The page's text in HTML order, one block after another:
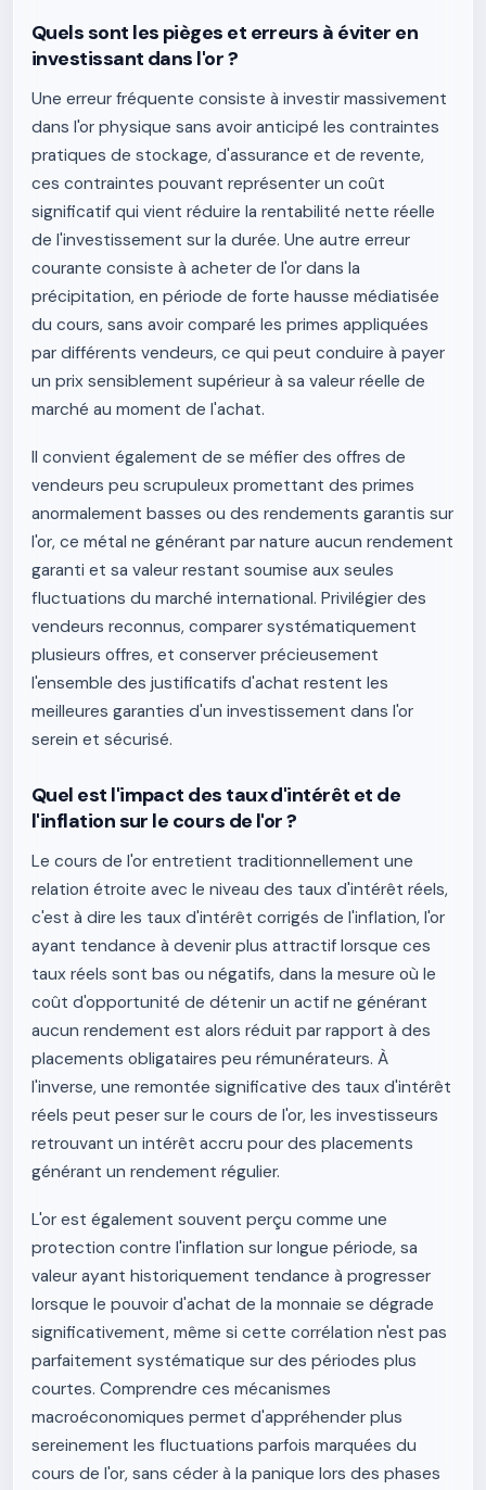
Quels sont les pièges et erreurs à éviter en
investissant dans l'or ?
Une erreur fréquente consiste à investir massivement
dans l'or physique sans avoir anticipé les contraintes
pratiques de stockage, d'assurance et de revente,
ces contraintes pouvant représenter un coût
significatif qui vient réduire la rentabilité nette réelle
de l'investissement sur la durée. Une autre erreur
courante consiste à acheter de l'or dans la
précipitation, en période de forte hausse médiatisée
du cours, sans avoir comparé les primes appliquées
par différents vendeurs, ce qui peut conduire à payer
un prix sensiblement supérieur à sa valeur réelle de
marché au moment de l'achat.
Il convient également de se méfier des offres de
vendeurs peu scrupuleux promettant des primes
anormalement basses ou des rendements garantis sur
l'or, ce métal ne générant par nature aucun rendement
garanti et sa valeur restant soumise aux seules
fluctuations du marché international. Privilégier des
vendeurs reconnus, comparer systématiquement
plusieurs offres, et conserver précieusement
l'ensemble des justificatifs d'achat restent les
meilleures garanties d'un investissement dans l'or
serein et sécurisé.
Quel est l'impact des taux d'intérêt et de
l'inflation sur le cours de l'or ?
Le cours de l'or entretient traditionnellement une
relation étroite avec le niveau des taux d'intérêt réels,
c'est à dire les taux d'intérêt corrigés de l'inflation, l'or
ayant tendance à devenir plus attractif lorsque ces
taux réels sont bas ou négatifs, dans la mesure où le
coût d'opportunité de détenir un actif ne générant
aucun rendement est alors réduit par rapport à des
placements obligataires peu rémunérateurs. À
l'inverse, une remontée significative des taux d'intérêt
réels peut peser sur le cours de l'or, les investisseurs
retrouvant un intérêt accru pour des placements
générant un rendement régulier.
L'or est également souvent perçu comme une
protection contre l'inflation sur longue période, sa
valeur ayant historiquement tendance à progresser
lorsque le pouvoir d'achat de la monnaie se dégrade
significativement, même si cette corrélation n'est pas
parfaitement systématique sur des périodes plus
courtes. Comprendre ces mécanismes
macroéconomiques permet d'appréhender plus
sereinement les fluctuations parfois marquées du
cours de l'or, sans céder à la panique lors des phases